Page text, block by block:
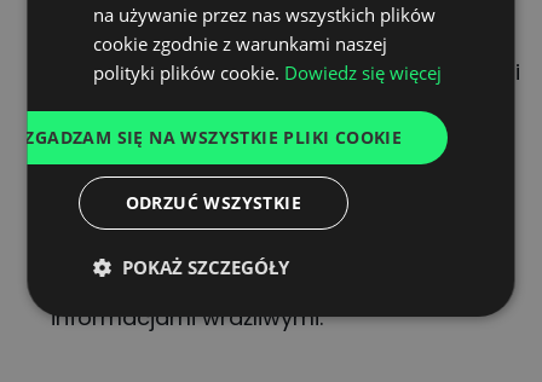
Zapewnia szyfrowane przechowywanie i
bezpieczne zarządzanie wrażliwymi danymi
łańcucha dostaw.
Działa zgodnie z rozporządzeniem GDPR
oraz innymi europejskimi regulacjami
dotyczącymi ochrony danych.
systemowe podejście do zarządzania
informacjami wrażliwymi.
UKRAINIAN
FRENCH
na używanie przez nas wszystkich plików
cookie zgodnie z warunkami naszej
polityki plików cookie. Dowiedz się więcej
ZGADZAM SIĘ NA WSZYSTKIE PLIKI COOKIE
ODRZUĆ WSZYSTKIE
POKAŻ SZCZEGÓŁY